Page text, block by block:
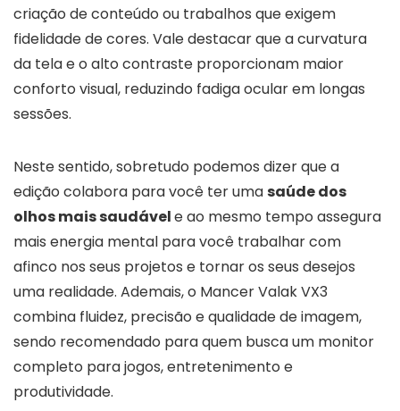
criação de conteúdo ou trabalhos que exigem
fidelidade de cores. Vale destacar que a curvatura
da tela e o alto contraste proporcionam maior
conforto visual, reduzindo fadiga ocular em longas
sessões.
Neste sentido, sobretudo podemos dizer que a
edição colabora para você ter umasaúde dos
olhos mais saudávele ao mesmo tempo assegura
mais energia mental para você trabalhar com
afinco nos seus projetos e tornar os seus desejos
uma realidade. Ademais, o Mancer Valak VX3
combina fluidez, precisão e qualidade de imagem,
sendo recomendado para quem busca um monitor
completo para jogos, entretenimento e
produtividade.